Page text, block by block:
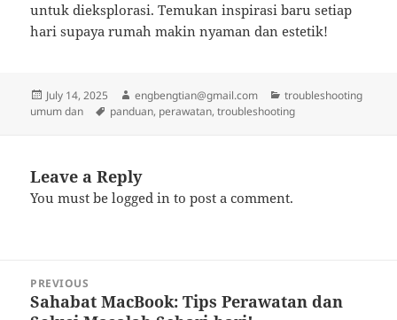
untuk dieksplorasi. Temukan inspirasi baru setiap
hari supaya rumah makin nyaman dan estetik!
Posted
on
July 14, 2025 Author
engbengtian@gmail.com Categories
troubleshooting
umum dan
Tags
panduan, perawatan,troubleshooting
Leave a Reply
You must belogged in to post a comment.
navigation
PREVIOUS
Previous
Sahabat MacBook: Tips Perawatan dan